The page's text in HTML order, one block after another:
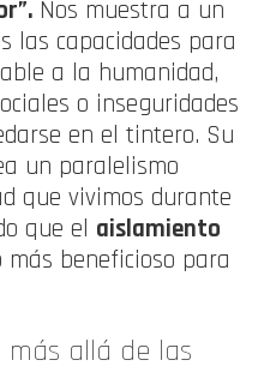
. Nos muestra a un
las capacidades para
a la humanidad,
o inseguridades
en el tintero. Su
un paralelismo
que vivimos durante
que el aislamiento
más beneficioso para
más allá de las